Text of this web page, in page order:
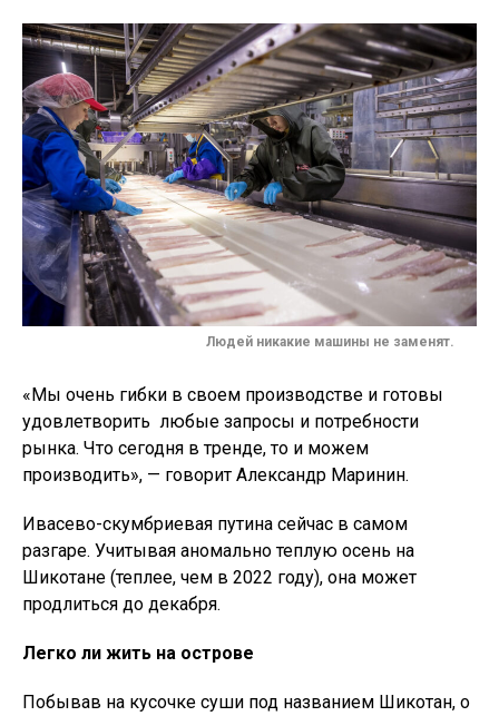
Людей никакие машины не заменят.
«Мы очень гибки в своем производстве и готовы
удовлетворить любые запросы и потребности
рынка. Что сегодня в тренде, то и можем
производить», — говорит Александр Маринин.
Ивасево-скумбриевая путина сейчас в самом
разгаре. Учитывая аномально теплую осень на
Шикотане (теплее, чем в 2022 году), она может
продлиться до декабря.
Легко ли жить на острове
Побывав на кусочке суши под названием Шикотан, о